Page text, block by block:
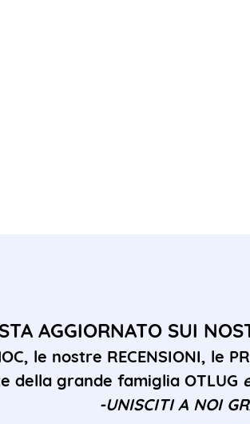
AGGIORNATO SUI
le nostre RECENSIONI, le
della grande famiglia OTLUG
-UNISCITI A NOI